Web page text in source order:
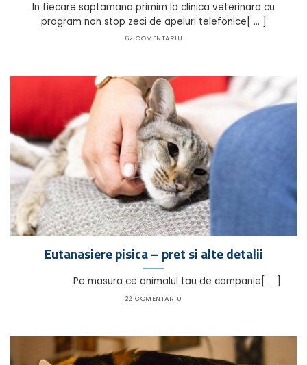
In fiecare saptamana primim la clinica veterinara cu
program non stop zeci de apeluri telefonice[ ... ]
62 COMENTARIU
Eutanasiere pisica – pret si alte detalii
Pe masura ce animalul tau de companie[ ... ]
22 COMENTARIU